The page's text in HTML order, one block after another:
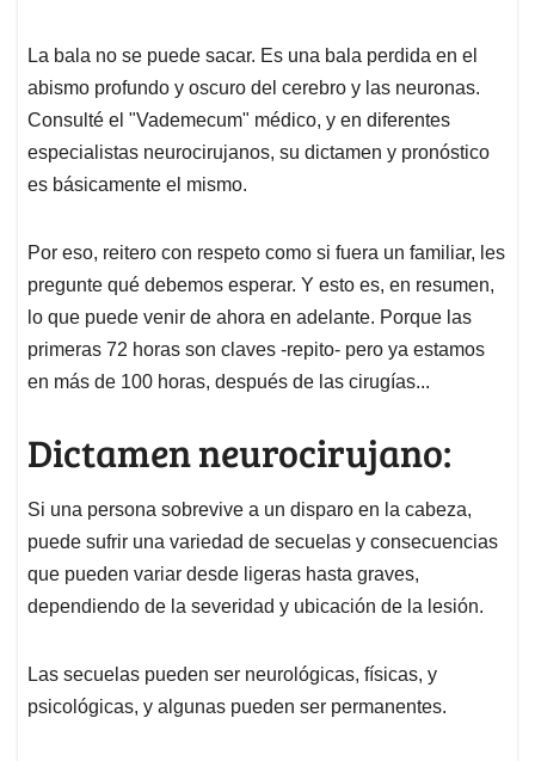
La bala no se puede sacar. Es una bala perdida en el
abismo profundo y oscuro del cerebro y las neuronas.
Consulté el "Vademecum" médico, y en diferentes
especialistas neurocirujanos, su dictamen y pronóstico
es básicamente el mismo.
Por eso, reitero con respeto como si fuera un familiar, les
pregunte qué debemos esperar. Y esto es, en resumen,
lo que puede venir de ahora en adelante. Porque las
primeras 72 horas son claves -repito- pero ya estamos
en más de 100 horas, después de las cirugías...
Dictamen neurocirujano:
Si una persona sobrevive a un disparo en la cabeza,
puede sufrir una variedad de secuelas y consecuencias
que pueden variar desde ligeras hasta graves,
dependiendo de la severidad y ubicación de la lesión.
Las secuelas pueden ser neurológicas, físicas, y
psicológicas, y algunas pueden ser permanentes.